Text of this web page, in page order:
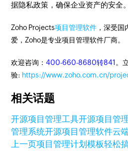
据隐私政策，确保企业资产的安全。
Zoho Projects项目管理软件 ，深受
爱，Zoho是专业项目管理软件厂商。
欢迎咨询：400-660-8680转841 。
验: https://www.zoho.com.cn/
相关话题
开源项目管理工具开源项目管
管理系统开源项目管理软件云
上一页项目管理计划模板轻松